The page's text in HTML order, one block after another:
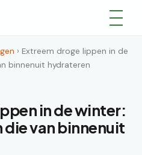
› Extreem droge lippen in de
binnenuit hydrateren
in de winter:
van binnenuit